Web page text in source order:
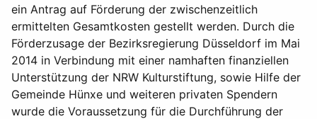
ein Antrag auf Förderung der zwischenzeitlich
ermittelten Gesamtkosten gestellt werden. Durch die
Förderzusage der Bezirksregierung Düsseldorf im Mai
2014 in Verbindung mit einer namhaften finanziellen
Unterstützung der NRW Kulturstiftung, sowie Hilfe der
Gemeinde Hünxe und weiteren privaten Spendern
wurde die Voraussetzung für die Durchführung der